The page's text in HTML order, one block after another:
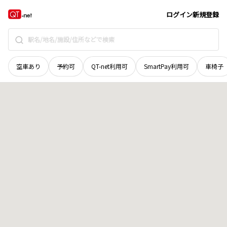
ログイン新規登録
空車あり 予約可 QT-net利用可 SmartPay利用可 車椅子
広島県